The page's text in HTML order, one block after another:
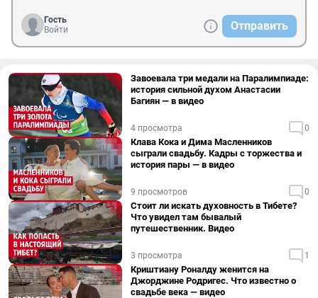
Гость
Войти
Отправить
Завоевала три медали на Паралимпиаде:
история сильной духом Анастасии
Багиян — в видео
4 просмотра 0
Клава Кока и Дима Масленников
сыграли свадьбу. Кадры с торжества и
история пары — в видео
9 просмотров 0
Стоит ли искать духовность в Тибете?
Что увидел там бывалый
путешественник. Видео
3 просмотра 1
Криштиану Роналду женится на
Джорджине Родригес. Что известно о
свадьбе века — видео